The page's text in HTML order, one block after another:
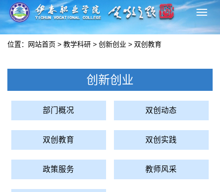
切
换
位置： 网站首页 > 教学科研 > 创新创业 > 双创教育
创新创业
部门概况 双创动态
双创教育 双创实践
政策服务 教师风采